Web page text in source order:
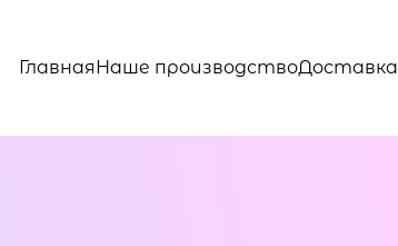
ГлавнаяНаше производствоДоставка